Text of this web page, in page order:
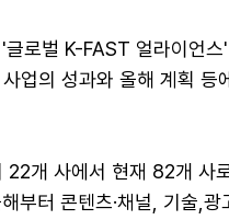
로벌 K-FAST 얼라이언스'
업의 성과와 올해 계획 등
22개 사에서 현재 82개 사
부터 콘텐츠·채널, 기술,광